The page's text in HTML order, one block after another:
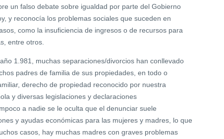
un falso debate sobre igualdad por parte del Gobierno
y reconocía los problemas sociales que suceden en
como la insuficiencia de ingresos o de recursos para
entre otros.
1.981, muchas separaciones/divorcios han conllevado
padres de familia de sus propiedades, en todo o
derecho de propiedad reconocido por nuestra
y diversas legislaciones y declaraciones
a nadie se le oculta que el denunciar suele
y ayudas económicas para las mujeres y madres, lo que
casos, hay muchas madres con graves problemas